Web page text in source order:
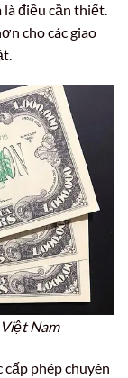
là điều cần thiết.
cho các giao
Nam
cấp phép chuyên